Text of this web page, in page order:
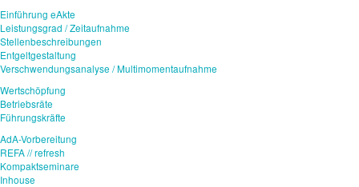
Einführung eAkte
Leistungsgrad / Zeitaufnahme
Stellenbeschreibungen
Entgeltgestaltung
Verschwendungsanalyse / Multimomentaufnahme
Wertschöpfung
Betriebsräte
Führungskräfte
AdA-Vorbereitung
REFA // refresh
Kompaktseminare
Inhouse